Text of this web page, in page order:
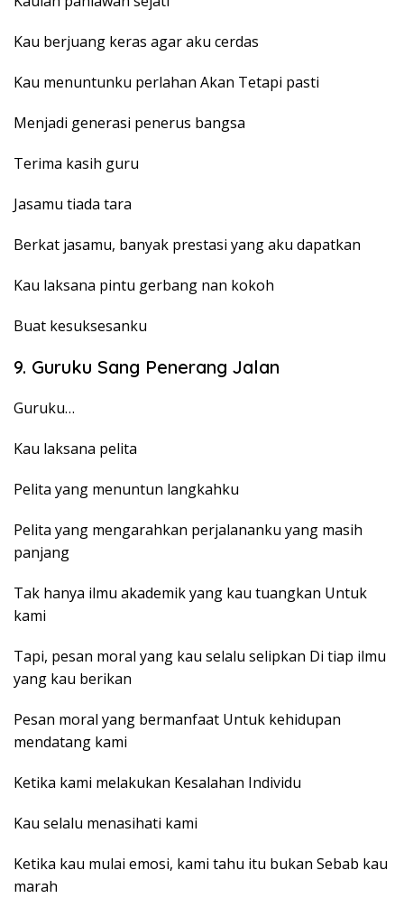
Kau berjuang keras agar aku cerdas
Kau menuntunku perlahan Akan Tetapi pasti
Menjadi generasi penerus bangsa
Terima kasih guru
Jasamu tiada tara
Berkat jasamu, banyak prestasi yang aku dapatkan
Kau laksana pintu gerbang nan kokoh
Buat kesuksesanku
9. Guruku Sang Penerang Jalan
Guruku…
Kau laksana pelita
Pelita yang menuntun langkahku
Pelita yang mengarahkan perjalananku yang masih
panjang
Tak hanya ilmu akademik yang kau tuangkan Untuk
kami
Tapi, pesan moral yang kau selalu selipkan Di tiap ilmu
yang kau berikan
Pesan moral yang bermanfaat Untuk kehidupan
mendatang kami
Ketika kami melakukan Kesalahan Individu
Kau selalu menasihati kami
Ketika kau mulai emosi, kami tahu itu bukan Sebab kau
marah